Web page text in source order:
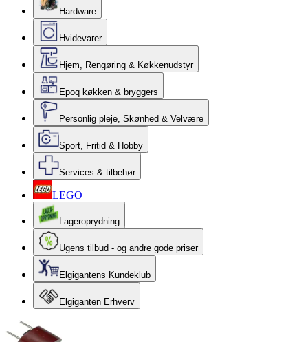
Hardware
Hvidevarer
Hjem, Rengøring & Køkkenudstyr
Epoq køkken & bryggers
Personlig pleje, Skønhed & Velvære
Sport, Fritid & Hobby
Services & tilbehør
LEGO
Lageroprydning
Ugens tilbud - og andre gode priser
Elgigantens Kundeklub
Elgiganten Erhverv